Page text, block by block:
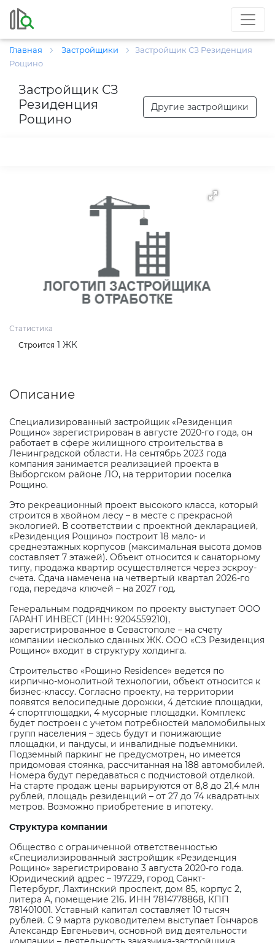
Главная Застройщики
Застройщик СЗ Резиденция
Рощино
Застройщик СЗ
Резиденция
Рощино
Другие застройщики
Статистика
Строится 1 ЖК
Описание
Специализированный застройщик «Резиденция
Рощино» зарегистрирован в августе 2020-го года, он
работает в сфере жилищного строительства в
Ленинградской области. На сентябрь 2023 года
компания занимается реализацией проекта в
Выборгском районе ЛО, на территории поселка
Рощино.
Это рекреационный проект высокого класса, который
строится в хвойном лесу – в месте с прекрасной
экологией. В соответствии с проектной декларацией,
«Резиденция Рощино» построит 18 мало- и
среднеэтажных корпусов (максимальная высота домов
составляет 7 этажей). Объект относится к санаторному
типу, продажа квартир осуществляется через эскроу-
счета. Сдача намечена на четвертый квартал 2026-го
года, передача ключей – на 2027 год.
Генеральным подрядчиком по проекту выступает ООО
ГАРАНТ ИНВЕСТ (ИНН: 9204559210),
зарегистрированное в Севастополе – на счету
компании несколько сданных ЖК. ООО «СЗ Резиденция
Рощино» входит в структуру холдинга.
Строительство «Рощино Residence» ведется по
кирпично-монолитной технологии, объект относится к
бизнес-классу. Согласно проекту, на территории
появятся велосипедные дорожки, 4 детские площадки,
4 спортплощадки, 4 мусорные площадки. Комплекс
будет построен с учетом потребностей маломобильных
групп населения – здесь будут и понижающие
площадки, и пандусы, и инвалидные подъемники.
Подземный паркинг не предусмотрен, но имеется
придомовая стоянка, рассчитанная на 188 автомобилей.
Номера будут передаваться с подчистовой отделкой.
На старте продаж цены варьируются от 8,8 до 21,4 млн
рублей, площадь резиденций – от 27 до 74 квадратных
метров. Возможно приобретение в ипотеку.
Структура компании
Общество с ограниченной ответственностью
«Специализированный застройщик «Резиденция
Рощино» зарегистрировано 3 августа 2020-го года.
Юридический адрес – 197229, город Санкт-
Петербург, Лахтинский проспект, дом 85, корпус 2,
литера А, помещение 216. ИНН 7814778868, КПП
781401001. Уставный капитал составляет 10 тысяч
рублей. С 9 марта руководителем выступает Гончаров
Александр Евгеньевич, основной вид деятельности